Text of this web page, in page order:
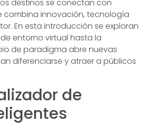
destinos se conectan con
combina innovación, tecnología
En esta introducción se exploran
entorno virtual hasta la
de paradigma abre nuevas
diferenciarse y atraer a públicos
de